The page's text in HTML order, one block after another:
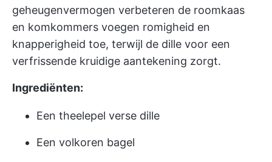
geheugenvermogen verbeteren de roomkaas
en komkommers voegen romigheid en
knapperigheid toe, terwijl de dille voor een
verfrissende kruidige aantekening zorgt.
Ingrediënten:
Een theelepel verse dille
Een volkoren bagel